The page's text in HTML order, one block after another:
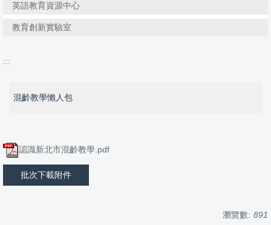
英語教育資源中心
教育創新實驗室
:::
混齡教學懶人包
認識新北市混齡教學.pdf
批次下載附件
瀏覽數: 891